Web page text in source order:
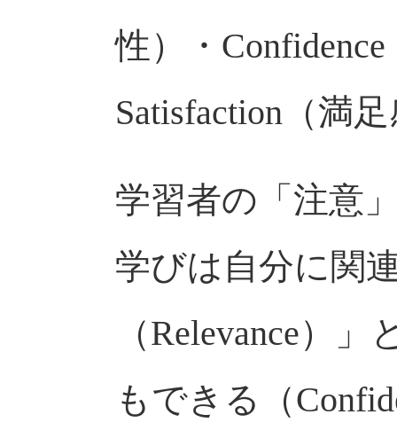
性）・
Satisfaction（満
学習者の「注意
学びは自分に関
（Relevance）
もできる（